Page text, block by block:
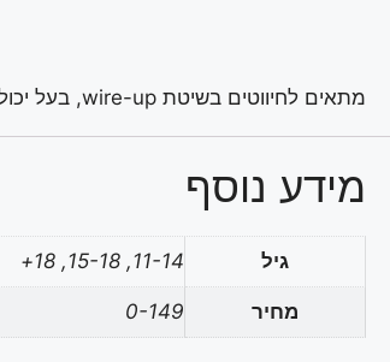
מתאים לחיווטים בשיטת wire-up, בעל יכולת הורדה של שכבת בידוד של חוטים.
מידע נוסף
גיל 11-14, 15-18, 18+
מחיר 0-149